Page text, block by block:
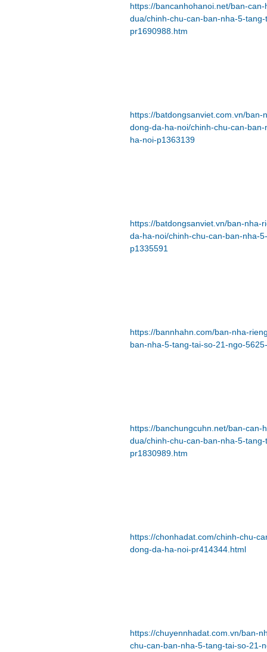
https://bancanhohanoi.net/ban-
dua/chinh-chu-can-ban-nha-5-
pr1690988.htm
https://batdongsanviet.com.vn/
dong-da-ha-noi/chinh-chu-can-
ha-noi-p1363139
https://batdongsanviet.vn/ban-
da-ha-noi/chinh-chu-can-ban-nha-
p1335591
https://bannhahn.com/ban-nha-
ban-nha-5-tang-tai-so-21-ngo-
https://banchungcuhn.net/ban-
dua/chinh-chu-can-ban-nha-5-
pr1830989.htm
https://chonhadat.com/chinh-chu-
dong-da-ha-noi-pr414344.html
https://chuyennhadat.com.vn/ban-
chu-can-ban-nha-5-tang-tai-so-21-